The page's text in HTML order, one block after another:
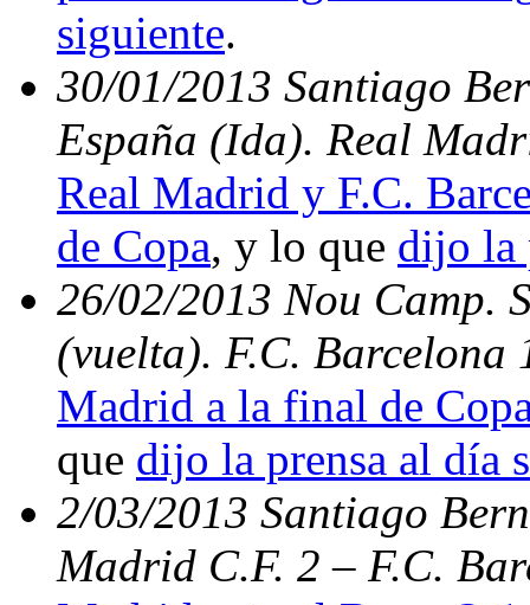
siguiente.
30/01/2013 Santiago
España (Ida). Real
Real Madrid y F.C.
de Copa, y lo que dijo la
26/02/2013 Nou Camp.
(vuelta). F.C.
Madrid a la final de
que dijo la prensa al día
2/03/2013 Santiago
Madrid C.F. 2 – F.C.